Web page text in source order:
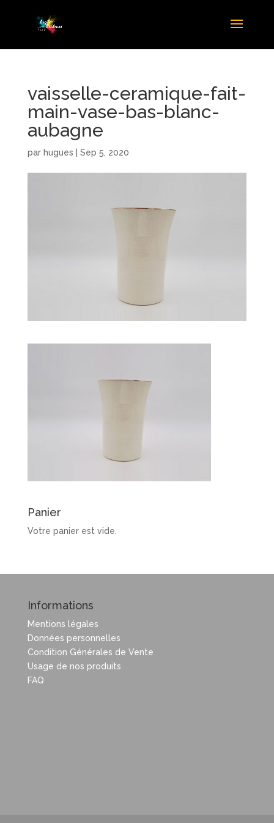
vaisselle-ceramique-fait-
main-vase-bas-blanc-
aubagne
par hugues Sep 5, 2020
Panier
Votre panier est vide.
Informations
Mentions légales
Données personnelles
Condition Générales de Vente
Usage de nos produits
FAQ